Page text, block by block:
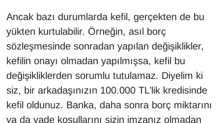
Ancak bazı durumlarda kefil, gerçekten de bu
yükten kurtulabilir. Örneğin, asıl borç
sözleşmesinde sonradan yapılan değişiklikler,
kefilin onayı olmadan yapılmışsa, kefil bu
değişikliklerden sorumlu tutulamaz. Diyelim ki
siz, bir arkadaşınızın 100.000 TL’lik kredisinde
kefil oldunuz. Banka, daha sonra borç miktarını
ya da vade koşullarını sizin imzanız olmadan